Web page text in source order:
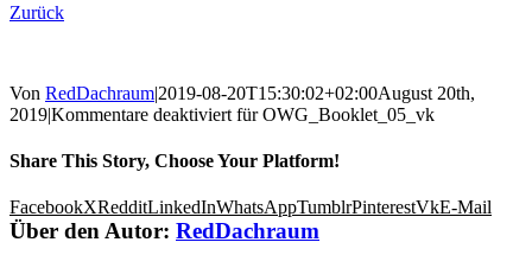
Zurück
Von RedDachraum|2019-08-20T15:30:02+02:00August 20th,
2019|Kommentare deaktiviert für OWG_Booklet_05_vk
Share This Story, Choose Your Platform!
FacebookXRedditLinkedInWhatsAppTumblrPinterestVkE-Mail
Über den Autor: RedDachraum